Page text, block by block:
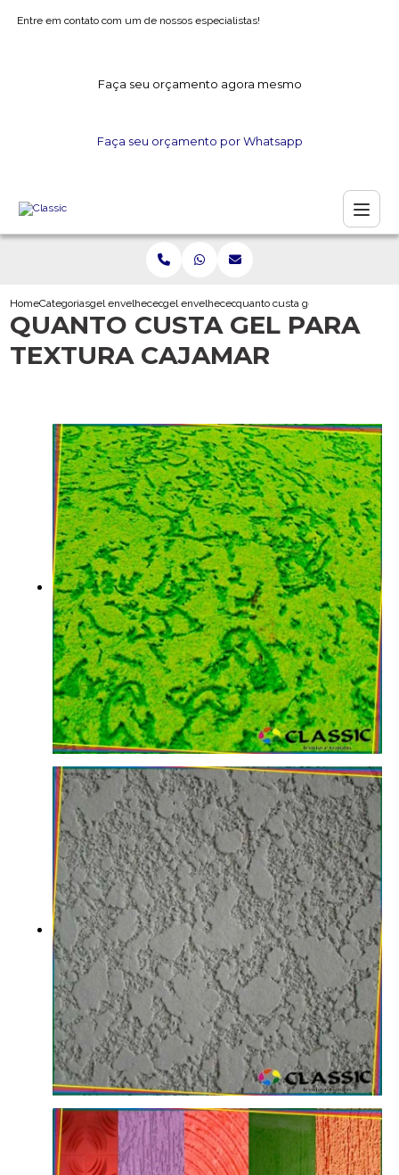
Entre em contato com um de nossos especialistas!
Faça seu orçamento agora mesmo
Faça seu orçamento por Whatsapp
HomeCategoriasgel envelhecedorgel envelhecedor para madeira
quanto custa gel para textura
QUANTO CUSTA GEL PARA
TEXTURA CAJAMAR